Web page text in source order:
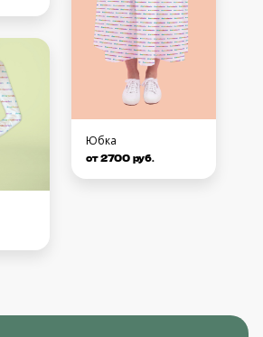
Юбка
от 2700 руб.